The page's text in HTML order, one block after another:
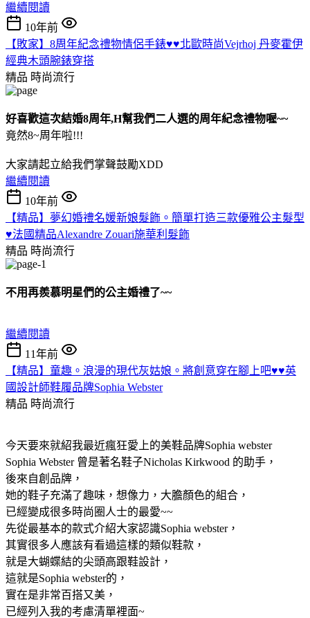
繼續閱讀
10年前
【敗家】8周年紀念禮物情侶手錶♥♥北歐時尚Vejrhoj 丹麥霍伊
經典木頭腕錶穿搭
精品 時尚流行
好喜歡這次結婚8周年,H幫我們二人選的周年紀念禮物喔~~
竟然8~周年啦!!!
大家請起立給我們掌聲鼓勵XDD
繼續閱讀
10年前
【精品】夢幻婚禮名媛新娘髮飾。簡單打造三款優雅公主髮型
♥法國精品Alexandre Zouari施華利髮飾
精品 時尚流行
不用再羨慕明星們的公主婚禮了~~
繼續閱讀
11年前
【精品】童趣。浪漫的現代灰姑娘。將創意穿在腳上吧♥♥英
國設計師鞋履品牌Sophia Webster
精品 時尚流行
今天要來就紹我最近瘋狂愛上的美鞋品牌Sophia webster
Sophia Webster 曾是著名鞋子Nicholas Kirkwood 的助手，
後來自創品牌，
她的鞋子充滿了趣味，想像力，大膽顏色的組合，
已經變成很多時尚圈人士的最愛~~
先從最基本的款式介紹大家認識Sophia webster，
其實很多人應該有看過這樣的類似鞋款，
就是大蝴蝶結的尖頭高跟鞋設計，
這就是Sophia webster的，
實在是非常百搭又美，
已經列入我的考慮清單裡面~